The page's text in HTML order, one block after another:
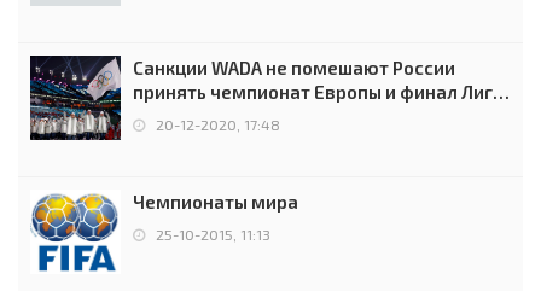
Санкции WADA не помешают России
принять чемпионат Европы и финал Лиги
чемпионов.
20-12-2020, 17:48
Чемпионаты мира
25-10-2015, 11:13